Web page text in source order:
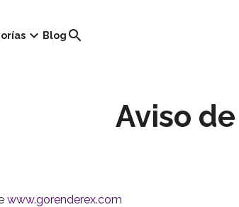
keyboard_arrow_down Blog search
Aviso
www.gorenderex.com